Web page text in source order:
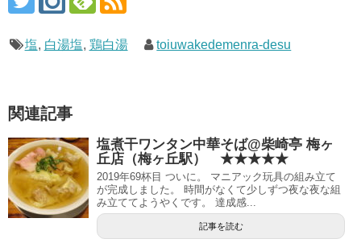
塩, 白湯塩, 鶏白湯 toiuwakedemenra-desu
関連記事
塩煮干ワンタン中華そば@柴崎亭 梅ヶ
丘店（梅ヶ丘駅） ★★★★★
2019年69杯目 ついに。 マニアック玩具の組み立て
が完成しました。 時間がなくて少しずつ夜な夜な組
み立ててようやくです。 達成感...
記事を読む